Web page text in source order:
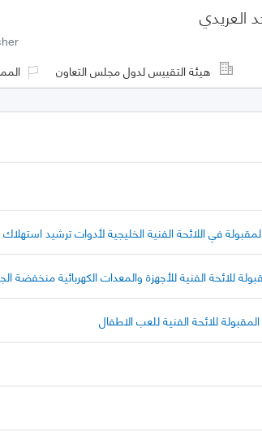
العريدي
هيئة التقييس لدول مجلس التعاون
في اللائحة الفنية الخليجية لأدوات ترشيد استهلاك
للائحة الفنية للأجهزة والمعدات الكهربائية منخفضة
للائحة الفنية للعب الاطفال